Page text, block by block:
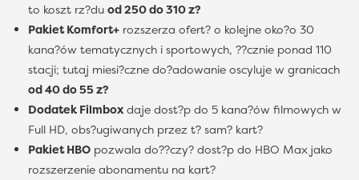
to koszt rz?du od 250 do 310 z?
Pakiet Komfort+ rozszerza ofert? o kolejne oko?o 30
kana?ów tematycznych i sportowych, ??cznie ponad 110
stacji; tutaj miesi?czne do?adowanie oscyluje w granicach
od 40 do 55 z?
Dodatek Filmbox daje dost?p do 5 kana?ów filmowych w
Full HD, obs?ugiwanych przez t? sam? kart?
Pakiet HBO pozwala do??czy? dost?p do HBO Max jako
rozszerzenie abonamentu na kart?